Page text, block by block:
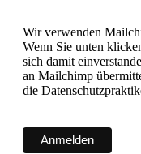
Wir verwenden
Wenn Sie unten
sich damit
an Mailchimp
die